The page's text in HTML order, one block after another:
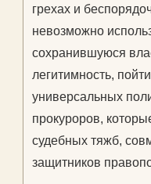
грехах и
невозможно
сохранившуюся
легитимность,
универсальных
прокуроров,
судебных тяжб,
защитников